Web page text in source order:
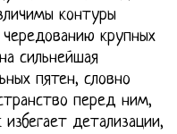
контуры
крупных
сильнейшая
пятен, словно
перед ним,
детализации,